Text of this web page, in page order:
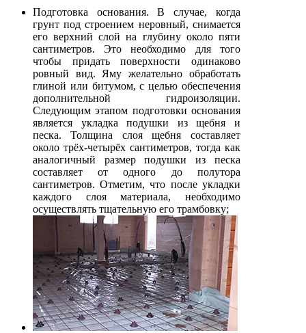
Подготовка основания. В случае, когда
грунт под строением неровный, снимается
его верхний слой на глубину около пяти
сантиметров. Это необходимо для того
чтобы придать поверхности одинаково
ровный вид. Яму желательно обработать
глиной или битумом, с целью обеспечения
дополнительной гидроизоляции.
Следующим этапом подготовки основания
является укладка подушки из щебня и
песка. Толщина слоя щебня составляет
около трёх-четырёх сантиметров, тогда как
аналогичный размер подушки из песка
составляет от одного до полутора
сантиметров. Отметим, что после укладки
каждого слоя материала, необходимо
осуществлять тщательную его трамбовку;